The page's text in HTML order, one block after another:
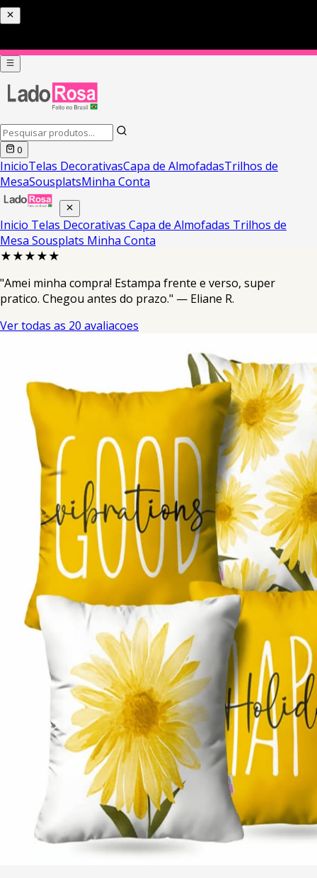
0
InicioTelas DecorativasCapa de AlmofadasTrilhos de
MesaSousplatsMinha Conta
Inicio Telas Decorativas Capa de Almofadas Trilhos de
Mesa Sousplats Minha Conta
★★★★★
"Amei minha compra! Estampa frente e verso, super
pratico. Chegou antes do prazo." — Eliane R.
Ver todas as 20 avaliacoes